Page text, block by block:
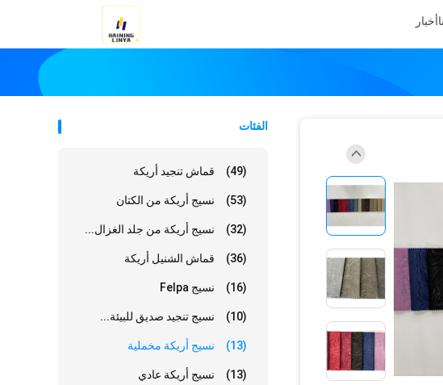
أخبار
الفئات
قماش تنجيد أريكة (49)
نسيج أريكة من الكتان (53)
نسيج أريكة من جلد الغزال... (32)
قماش الشنيل أريكة (36)
نسيج Felpa (16)
نسيج تنجيد صديق للبيئة... (10)
نسيج أريكة مخملية (13)
نسيج أريكة عادي (13)